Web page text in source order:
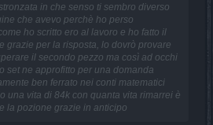
in che senso ti sembro diverso
che avevo perchè ho perso
ho scritto ero al lavoro e ho fatto il
grazie per la risposta, lo dovrò provare
il secondo pezzo ma così ad occhi
set ne approfitto per una domanda
ben ferrato nei conti matematici
una vita di 84k con quanta vita rimarrei è
la pozione grazie in anticipo